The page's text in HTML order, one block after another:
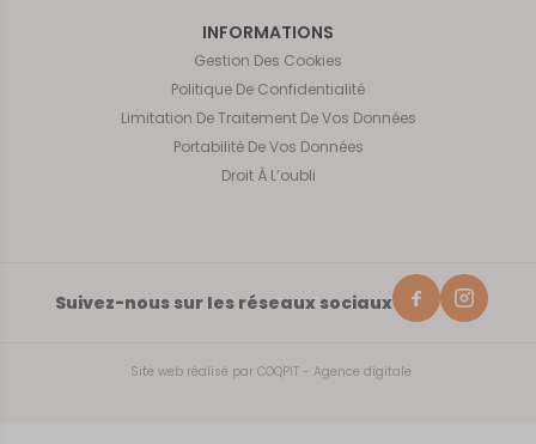
INFORMATIONS
Gestion Des Cookies
Politique De Confidentialité
Limitation De Traitement De Vos Données
Portabilité De Vos Données
Droit À L’oubli
Suivez-nous sur les réseaux sociaux
Site web réalisé par COQPIT - Agence digitale